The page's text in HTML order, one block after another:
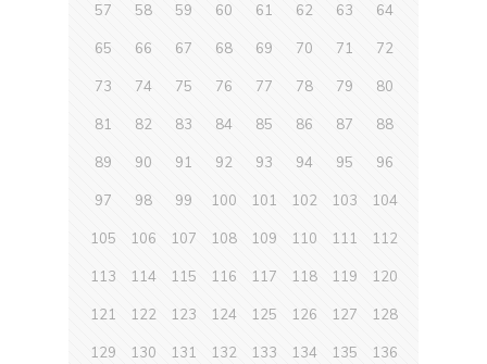
57 58 59 60 61 62 63 64
65 66 67 68 69 70 71 72
73 74 75 76 77 78 79 80
81 82 83 84 85 86 87 88
89 90 91 92 93 94 95 96
97 98 99 100 101 102 103 104
105 106 107 108 109 110 111 112
113 114 115 116 117 118 119 120
121 122 123 124 125 126 127 128
129 130 131 132 133 134 135 136